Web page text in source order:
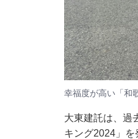
幸福度が高い「和
大東建託は、過
キング2024」